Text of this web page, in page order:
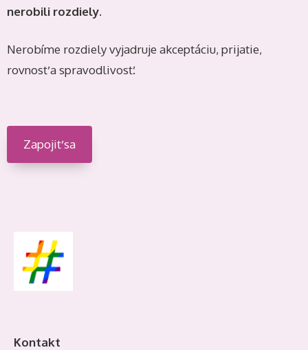
nerobili rozdiely.
Nerobíme rozdiely vyjadruje akceptáciu, prijatie,
rovnosť a spravodlivosť.
Zapojiť sa
Kontakt